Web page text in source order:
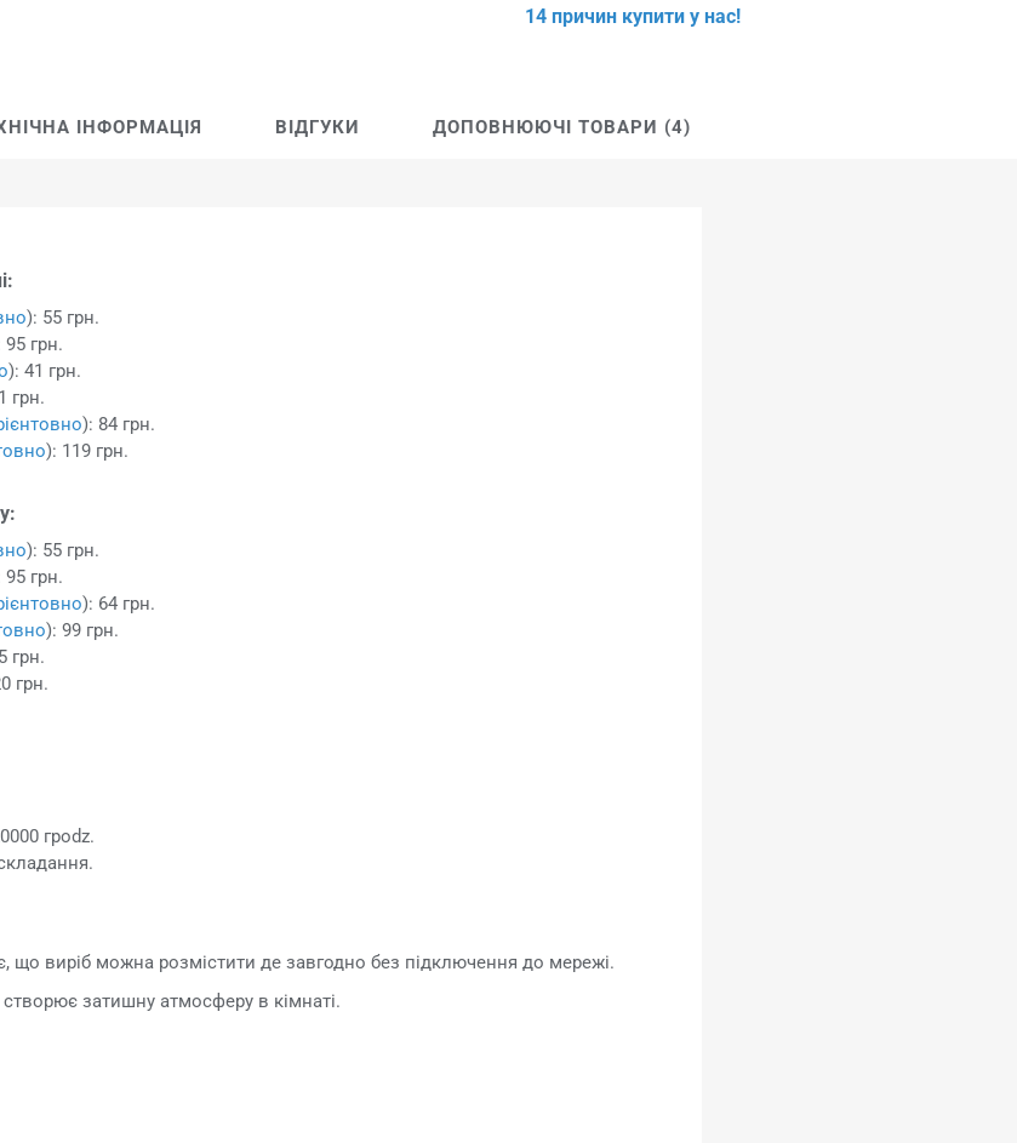
14 причин купити у нас!
ІНФОРМАЦІЯ ВІДГУКИ ДОПОВНЮЮЧІ ТОВАРИ (4)
): 55 грн.
95 грн.
): 41 грн.
грн.
): 84 грн.
): 119 грн.
): 55 грн.
95 грн.
): 64 грн.
): 99 грн.
грн.
грн.
грodz.
що виріб можна розмістити де завгодно без підключення до мережі.
затишну атмосферу в кімнаті.